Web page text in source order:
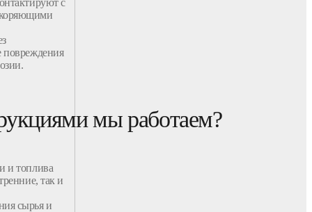
с
повреждения
мы работаем?
и топлива
, так и
сырья и